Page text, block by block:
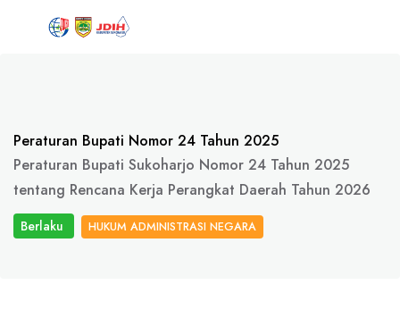
Peraturan Bupati Nomor 24 Tahun 2025
Peraturan Bupati Sukoharjo Nomor 24 Tahun 2025
tentang Rencana Kerja Perangkat Daerah Tahun 2026
Berlaku HUKUM ADMINISTRASI NEGARA